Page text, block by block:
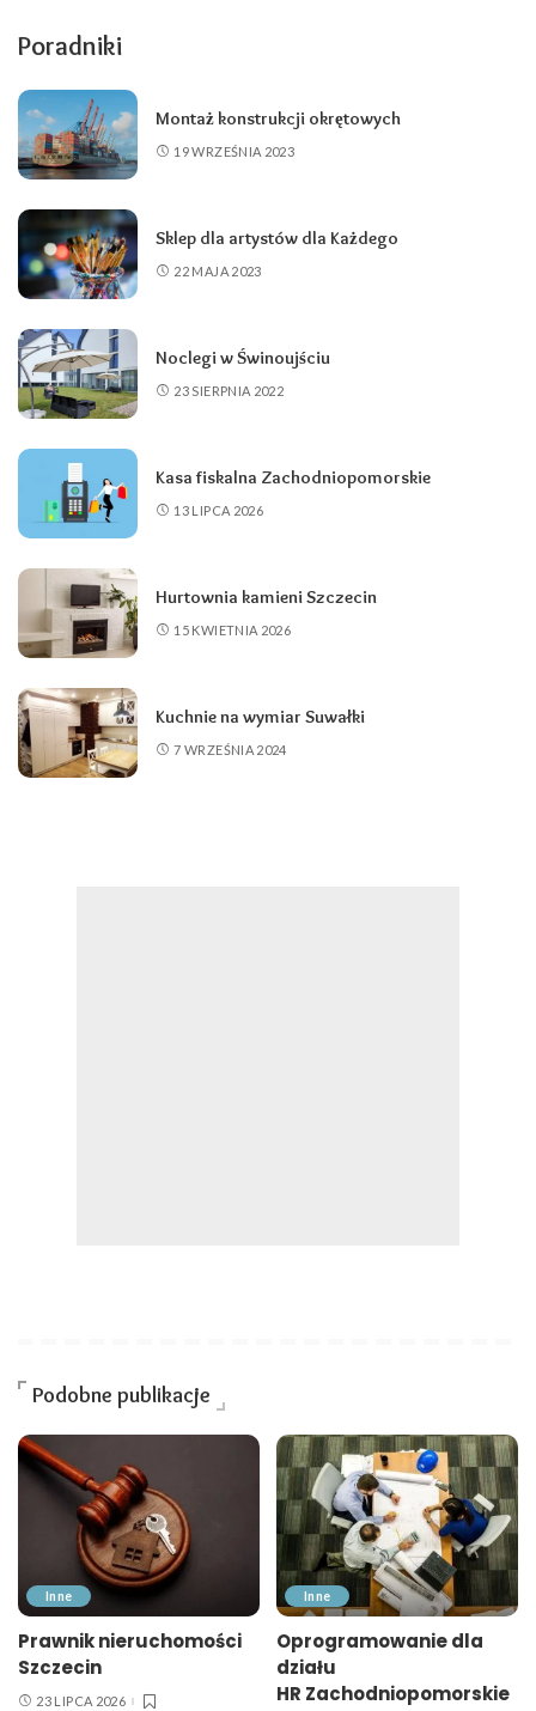
Poradniki
Montaż konstrukcji okrętowych
19 WRZEŚNIA 2023
Sklep dla artystów dla Każdego
22 MAJA 2023
Noclegi w Świnoujściu
23 SIERPNIA 2022
Kasa fiskalna Zachodniopomorskie
13 LIPCA 2026
Hurtownia kamieni Szczecin
15 KWIETNIA 2026
Kuchnie na wymiar Suwałki
7 WRZEŚNIA 2024
Podobne publikacje
Inne
Prawnik nieruchomości
Szczecin
23 LIPCA 2026
Inne
Oprogramowanie dla
działu
HR Zachodniopomorskie